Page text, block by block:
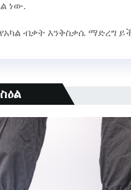
ነው.
የአካል ብቃት እንቅስቃሴ ማድረግ